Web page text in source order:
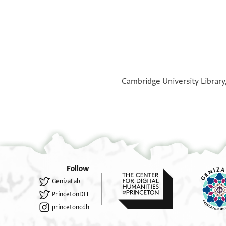
Cambridge University
Follow
GenizaLab
PrincetonDH
princetoncdh